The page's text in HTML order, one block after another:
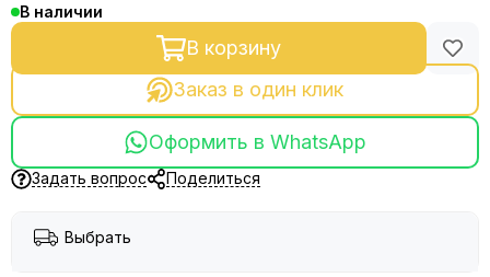
В наличии
В корзину
Заказ в один клик
Оформить в WhatsApp
Задать вопрос Поделиться
Выбрать